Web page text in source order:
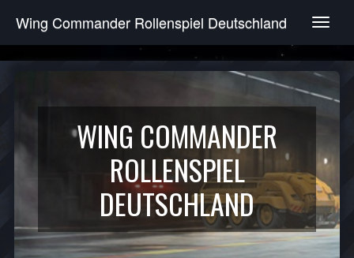
T
g
e
v
g
a
t
i
o
Wing Commander Rollenspiel Deutschland
WING COMMANDER
ROLLENSPIEL
DEUTSCHLAND